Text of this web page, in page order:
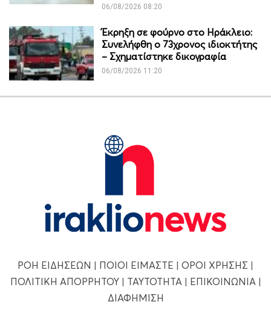
06/08/2026 08:20
Έκρηξη σε φούρνο στο Ηράκλειο:
Συνελήφθη ο 73χρονος ιδιοκτήτης
– Σχηματίστηκε δικογραφία
06/08/2026 11:20
ΡΟΗ ΕΙΔΗΣΕΩΝ | ΠΟΙΟΙ ΕΙΜΑΣΤΕ | ΟΡΟΙ ΧΡΗΣΗΣ |
ΠΟΛΙΤΙΚΗ ΑΠΟΡΡΗΤΟΥ| ΤΑΥΤΟΤΗΤΑ | ΕΠΙΚΟΙΝΩΝΙΑ |
ΔΙΑΦΗΜΙΣΗ